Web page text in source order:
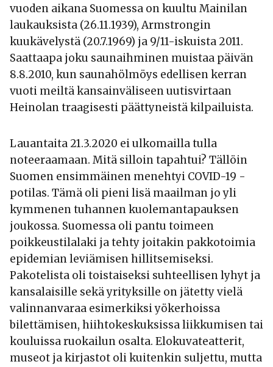
vuoden aikana Suomessa on kuultu Mainilan
laukauksista (26.11.1939), Armstrongin
kuukävelystä (20.7.1969) ja 9/11-iskuista 2011.
Saattaapa joku saunaihminen muistaa päivän
8.8.2010, kun saunahölmöys edellisen kerran
vuoti meiltä kansainväliseen uutisvirtaan
Heinolan traagisesti päättyneistä kilpailuista.
Lauantaita 21.3.2020 ei ulkomailla tulla
noteeraamaan. Mitä silloin tapahtui? Tällöin
Suomen ensimmäinen menehtyi COVID-19 -
potilas. Tämä oli pieni lisä maailman jo yli
kymmenen tuhannen kuolemantapauksen
joukossa. Suomessa oli pantu toimeen
poikkeustilalaki ja tehty joitakin pakkotoimia
epidemian leviämisen hillitsemiseksi.
Pakotelista oli toistaiseksi suhteellisen lyhyt ja
kansalaisille sekä yrityksille on jätetty vielä
valinnanvaraa esimerkiksi yökerhoissa
bilettämisen, hiihtokeskuksissa liikkumisen tai
kouluissa ruokailun osalta. Elokuvateatterit,
museot ja kirjastot oli kuitenkin suljettu, mutta